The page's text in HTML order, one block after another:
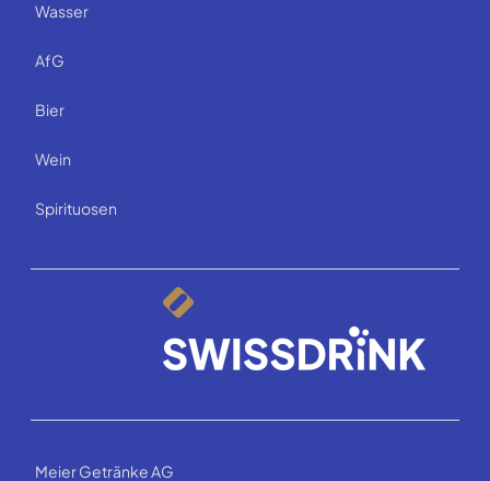
Wasser
AfG
Bier
Wein
Spirituosen
Meier Getränke AG